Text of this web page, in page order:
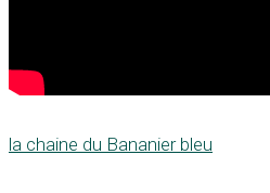
la chaine du Bananier bleu